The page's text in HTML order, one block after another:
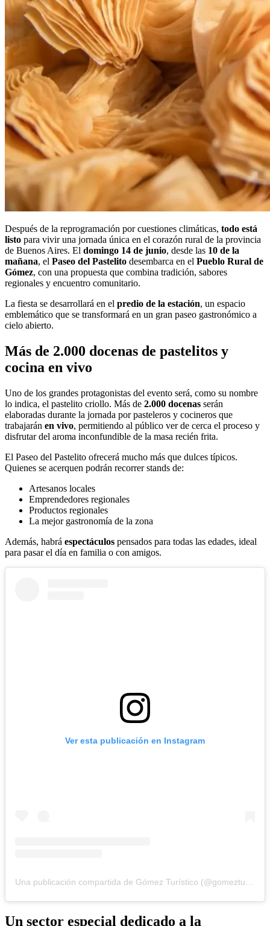
Después de la reprogramación por cuestiones climáticas, todo está
listo para vivir una jornada única en el corazón rural de la provincia
de Buenos Aires. El domingo 14 de junio, desde las 10 de la
mañana, el Paseo del Pastelito desembarca en el Pueblo Rural de
Gómez, con una propuesta que combina tradición, sabores
regionales y encuentro comunitario.
La fiesta se desarrollará en el predio de la estación, un espacio
emblemático que se transformará en un gran paseo gastronómico a
cielo abierto.
Más de 2.000 docenas de pastelitos y
cocina en vivo
Uno de los grandes protagonistas del evento será, como su nombre
lo indica, el pastelito criollo. Más de 2.000 docenas serán
elaboradas durante la jornada por pasteleros y cocineros que
trabajarán en vivo, permitiendo al público ver de cerca el proceso y
disfrutar del aroma inconfundible de la masa recién frita.
El Paseo del Pastelito ofrecerá mucho más que dulces típicos.
Quienes se acerquen podrán recorrer stands de:
Artesanos locales
Emprendedores regionales
Productos regionales
La mejor gastronomía de la zona
Además, habrá espectáculos pensados para todas las edades, ideal
para pasar el día en familia o con amigos.
Ver esta publicación en Instagram
Una publicación compartida de Gómez Turístico (@gomezturismo)
Un sector especial dedicado a la